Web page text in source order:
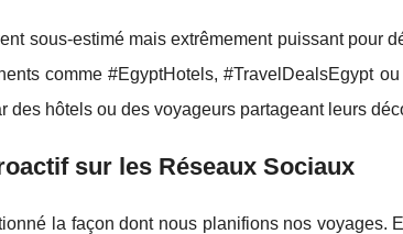
sous-estimé mais extrêmement puissant pour
comme #EgyptHotels, #TravelDealsEgypt
des hôtels ou des voyageurs partageant leurs
sur les Réseaux Sociaux
la façon dont nous planifions nos voyages.